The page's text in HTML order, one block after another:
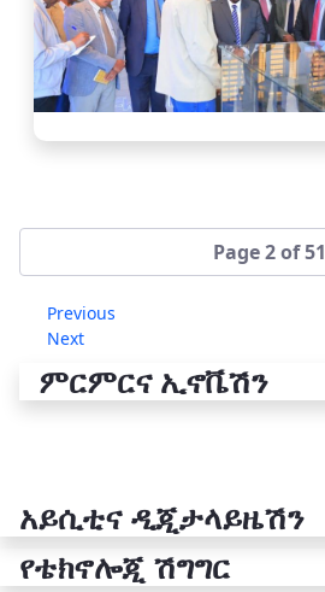
Page 2 of 51
Previous
Next
ምርምርና ኢኖቬሽን
አይሲቲና ዲጂታላይዜሽን
የቴክኖሎጂ ሽግግር